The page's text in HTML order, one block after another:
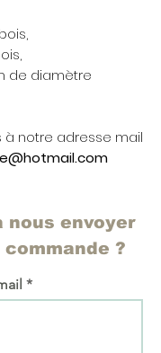
de diamètre
notre adresse mail
nous envoyer
?